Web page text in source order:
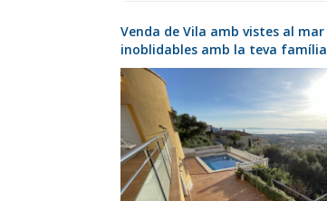
Venda de Vila amb vistes al mar i piscina a la tranquil·la zona de Mas Fumats, on viure moments
inoblidables amb la teva família